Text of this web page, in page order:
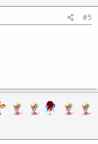
#5